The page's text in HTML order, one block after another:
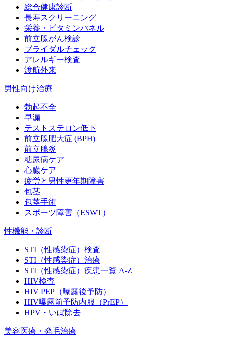
総合健康診断
長寿スクリーニング
栄養・ビタミンパネル
前立腺がん検診
ブライダルチェック
アレルギー検査
渡航外来
男性向け治療
勃起不全
早漏
テストステロン低下
前立腺肥大症 (BPH)
前立腺炎
糖尿病ケア
心臓ケア
疲労と男性更年期障害
包茎
包茎手術
スポーツ障害（ESWT）
性機能・診断
STI（性感染症）検査
STI（性感染症）治療
STI（性感染症）疾患一覧 A-Z
HIV検査
HIV PEP（曝露後予防）
HIV曝露前予防内服（PrEP）
HPV・いぼ除去
美容医療・発毛治療